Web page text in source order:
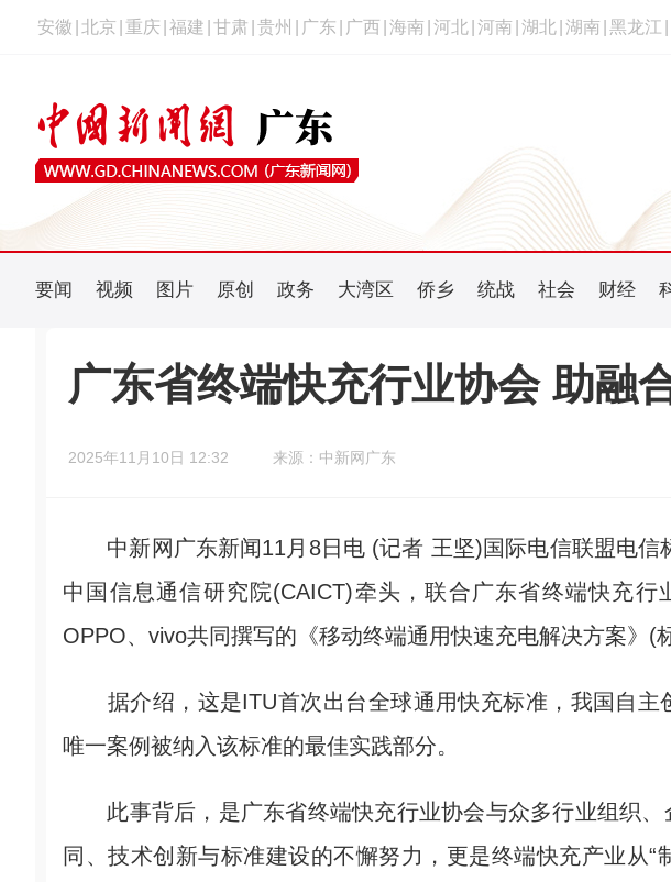
安徽 北京 重庆 福建 甘肃 贵州 广东 广西 海南 河北 河南 湖北 湖南 黑龙江
要闻 视频 图片 原创 政务 大湾区 侨乡 统战 社会 财经
广东省终端快充行业协会 助融
2025年11月10日 12:32 来源：中新网广东
中新网广东新闻11月8日电 (记者 王坚)国际电信联盟电信
中国信息通信研究院(CAICT)牵头，联合广东省终端快充行
OPPO、vivo共同撰写的《移动终端通用快速充电解决方案》(
据介绍，这是ITU首次出台全球通用快充标准，我国自主
唯一案例被纳入该标准的最佳实践部分。
此事背后，是广东省终端快充行业协会与众多行业组织、
同、技术创新与标准建设的不懈努力，更是终端快充产业从“